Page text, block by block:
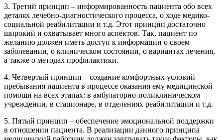
3. Третий принцип – информированность пациента обо всех
деталях лечебно-диагностического процесса, о ходе медико-
социальной реабилитации и т.д. Этот принцип достаточно
широкий и охватывает много аспектов. Так, пациент по
желанию должен иметь доступ к информации о своем
заболевании, о клиническом состоянии, о вариантах лечения,
а также о методах профилактики.
4. Четвертый принцип – создание комфортных условий
пребывания пациента в процессе оказания ему медицинской
помощи на всех этапах: в амбулаторно-поликлиническом
учреждении, в стационаре, в отделениях реабилитации и т.д.
5. Пятый принцип – обеспечение эмоциональной поддержки
в отношении пациента. В реализации данного принципа